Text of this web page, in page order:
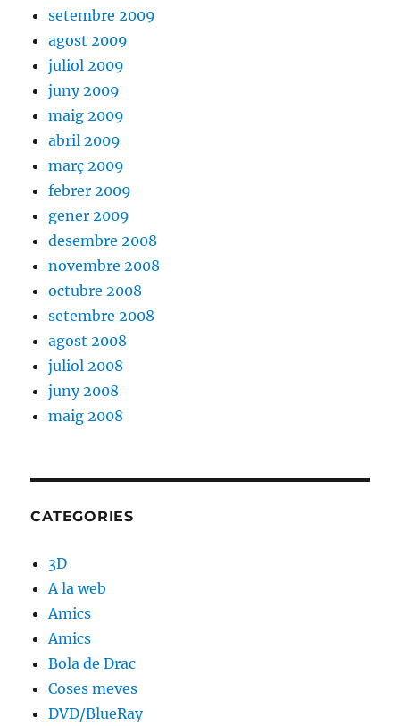
setembre 2009
agost 2009
juliol 2009
juny 2009
maig 2009
abril 2009
març 2009
febrer 2009
gener 2009
desembre 2008
novembre 2008
octubre 2008
setembre 2008
agost 2008
juliol 2008
juny 2008
maig 2008
CATEGORIES
3D
A la web
Amics
Amics
Bola de Drac
Coses meves
DVD/BlueRay